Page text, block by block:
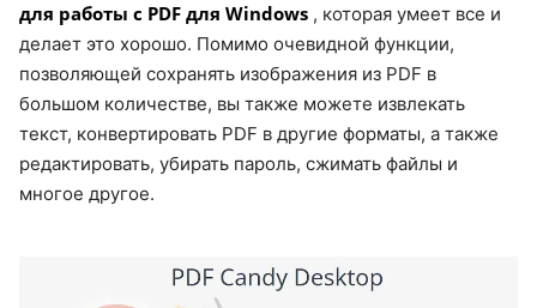
для работы с PDF для Windows , которая умеет все и
делает это хорошо. Помимо очевидной функции,
позволяющей сохранять изображения из PDF в
большом количестве, вы также можете извлекать
текст, конвертировать PDF в другие форматы, а также
редактировать, убирать пароль, сжимать файлы и
многое другое.